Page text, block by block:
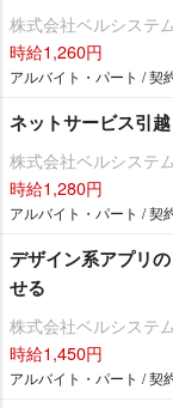
株式会社ベルシステ
時給1,260円
アルバイト・パート / 契
ネットサービス引
株式会社ベルシステ
時給1,280円
アルバイト・パート / 契
デザイン系アプリ
せる
株式会社ベルシステ
時給1,450円
アルバイト・パート / 契